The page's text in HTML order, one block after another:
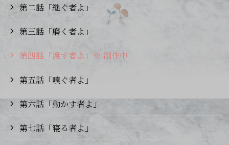
第二話「継ぐ者よ」
第三話「磨く者よ」
第四話「渡す者よ」※ 制作中
第五話「嗅ぐ者よ」
第六話「動かす者よ」
第七話「寝る者よ」